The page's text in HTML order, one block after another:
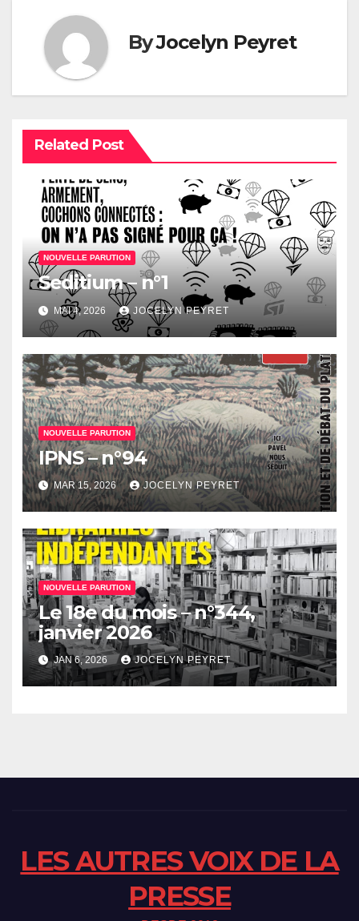
ByJocelyn Peyret
Related Post
NOUVELLE PARUTION
Seditium – n°1
MAI 4, 2026 JOCELYN PEYRET
NOUVELLE PARUTION
IPNS – n°94
MAR 15, 2026 JOCELYN PEYRET
NOUVELLE PARUTION
Le 18e du mois – n°344,
janvier 2026
JAN 6, 2026 JOCELYN PEYRET
LES AUTRES VOIX DE LA
PRESSE